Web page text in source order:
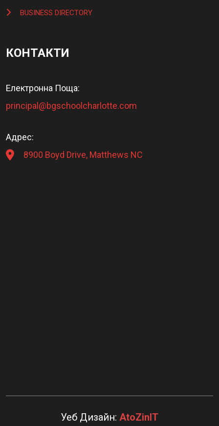
BUSINESS DIRECTORY
КОНТАКТИ
Електронна Поща:
principal@bgschoolcharlotte.com
Адрес:
8900 Boyd Drive, Matthews NC
Уеб Дизайн: AtoZinIT